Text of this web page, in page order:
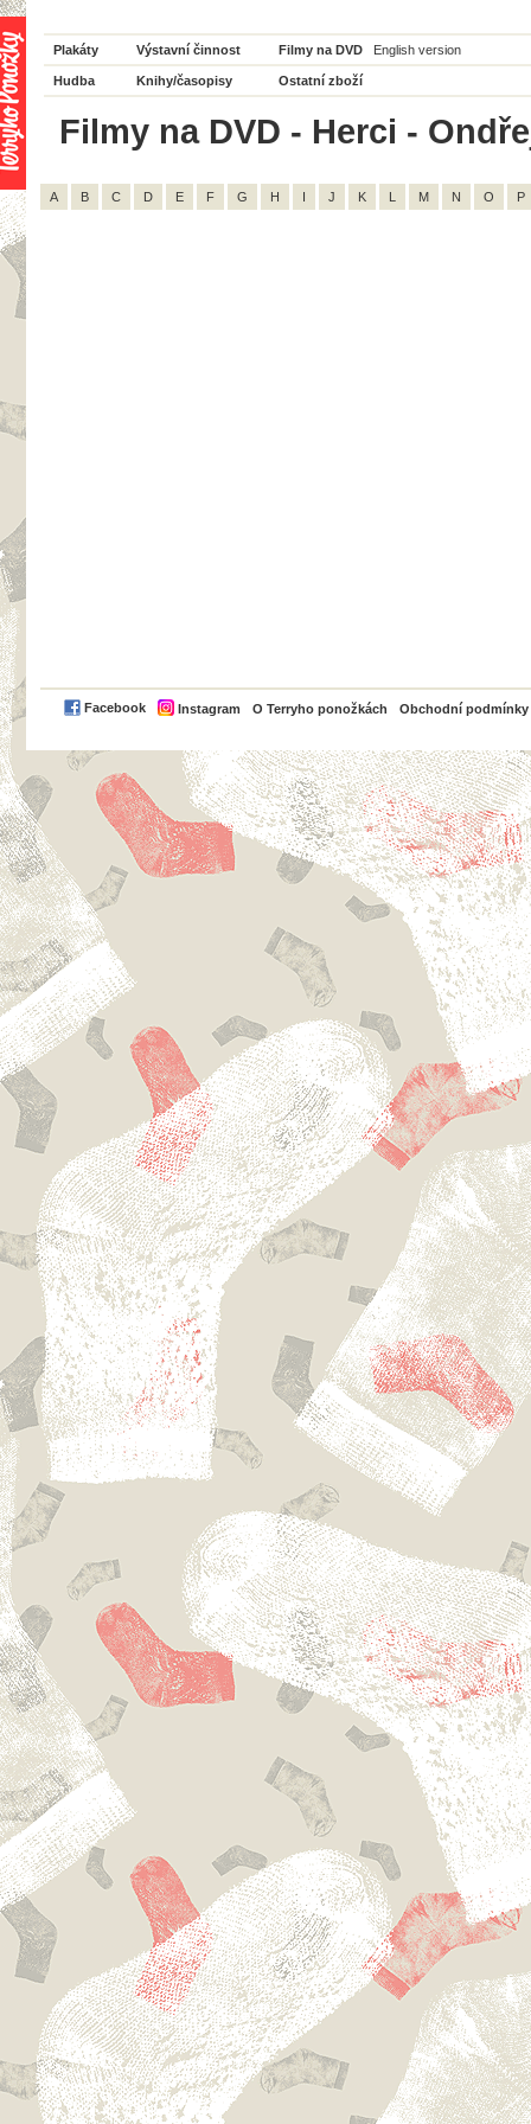
Plakáty Výstavní činnost Filmy na DVD English version
Hudba Knihy/časopisy Ostatní zboží
Filmy na DVD - Herci -
A B C D E F G H I J K L M N O P
Facebook Instagram O Terryho ponožkách Obchodní podmínky
PayPal